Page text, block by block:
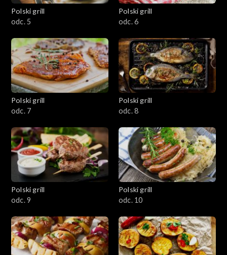
Polski grill
odc. 5
Polski grill
odc. 6
Polski grill
odc. 7
Polski grill
odc. 8
Polski grill
odc. 9
Polski grill
odc. 10